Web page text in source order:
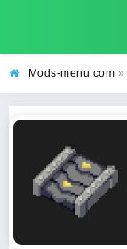
Mods-menu.com »